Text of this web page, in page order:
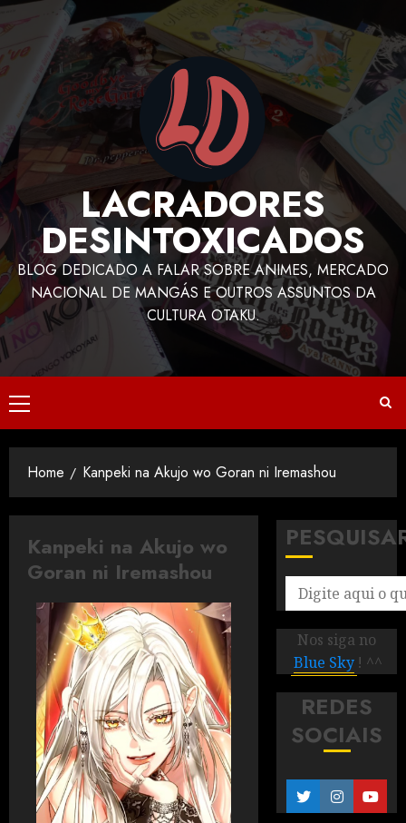
LACRADORES
DESINTOXICADOS
BLOG DEDICADO A FALAR SOBRE ANIMES, MERCADO
NACIONAL DE MANGÁS E OUTROS ASSUNTOS DA
CULTURA OTAKU.
Home Kanpeki na Akujo wo Goran ni Iremashou
Kanpeki na Akujo wo
Goran ni Iremashou
Nos siga no
Blue Sky ! ^^
REDES
SOCIAIS